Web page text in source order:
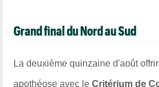
Grand final du Nord au Sud
La deuxième quinzaine d'août
apothéose avec leCritérium de